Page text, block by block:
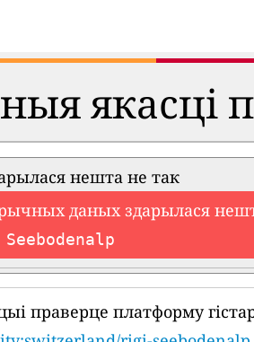
якасці
нешта не так
даных здарылася
праверце платформу